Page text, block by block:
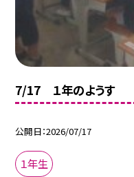
7/17 １年のようす
公開日 2026/07/17
１年生